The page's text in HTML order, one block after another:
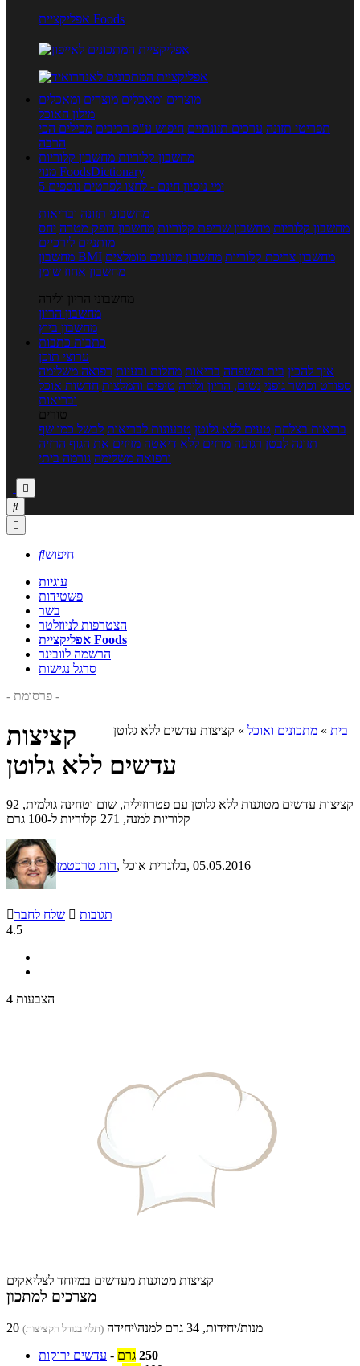
אפליקציית Foods
מוצרים ומאכלים מוצרים ומאכלים
מילון האוכל
תפריטי תזונה ערכים תזונתיים חיפוש ע"פ רכיבים מכילים הכי
הרבה
מחשבון קלוריות מחשבון קלוריות
מנוי FoodsDictionary
5 ימי ניסיון חינם - לחצו לפרטים נוספים
מחשבוני תזונה ובריאות
מחשבון קלוריות מחשבון שריפת קלוריות מחשבון דופק מטרה יחס
מותניים לירכיים
מחשבון BMI
מחשבון צריכת קלוריות מחשבון מינונים מומלצים
מחשבון אחוז שומן
מחשבוני הריון ולידה
מחשבון הריון
מחשבון ביוץ
כתבות כתבות
ערוצי תוכן
איך להכין בית ומשפחה בריאות מחלות ובעיות רפואה משלימה
ספורט וכושר גופני נשים, הריון ולידה טיפים והמלצות חדשות אוכל
ובריאות
טורים
בריאות בצלחת טעים ללא גלוטן טבעונות לבריאות לבשל כמו שף
תזונה לבטן רגועה מרזים ללא דיאטה מזיזים את הגוף הרזיה
ורפואה משלימה גורמה ביתי



חיפוש
עוגיות
פשטידות
בשר
הצטרפות לניוזלטר
אפליקציית Foods
הרשמה לוובינר
סרגל נגישות
- פרסומת -
בית » מתכונים ואוכל » קציצות עדשים ללא גלוטן
קציצות
עדשים ללא גלוטן
קציצות עדשים מטוגנות ללא גלוטן עם פטרוזיליה, שום וטחינה גולמית, 92
קלוריות למנה, 271 קלוריות ל-100 גרם
רות טרכטמן , בלוגרית אוכל, 05.05.2016
שלח לחבר  תגובות
4.5
4 הצבעות
קציצות מטוגנות מעדשים במיוחד לצליאקים
מצרכים למתכון
20 מנות/יחידות, 34 גרם למנה\יחידה (תלוי בגודל הקציצות)
עדשים ירוקות - 250 גרם